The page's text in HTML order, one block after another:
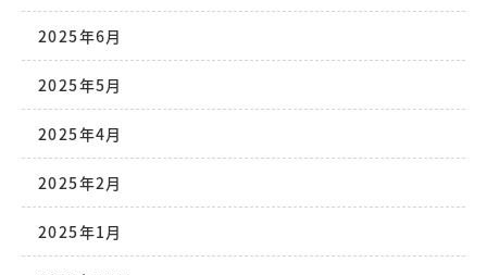
2025年6月
2025年5月
2025年4月
2025年2月
2025年1月